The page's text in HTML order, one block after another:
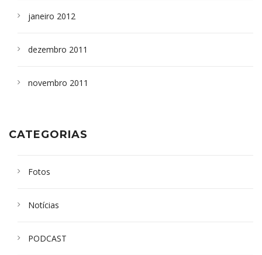
janeiro 2012
dezembro 2011
novembro 2011
CATEGORIAS
Fotos
Notícias
PODCAST